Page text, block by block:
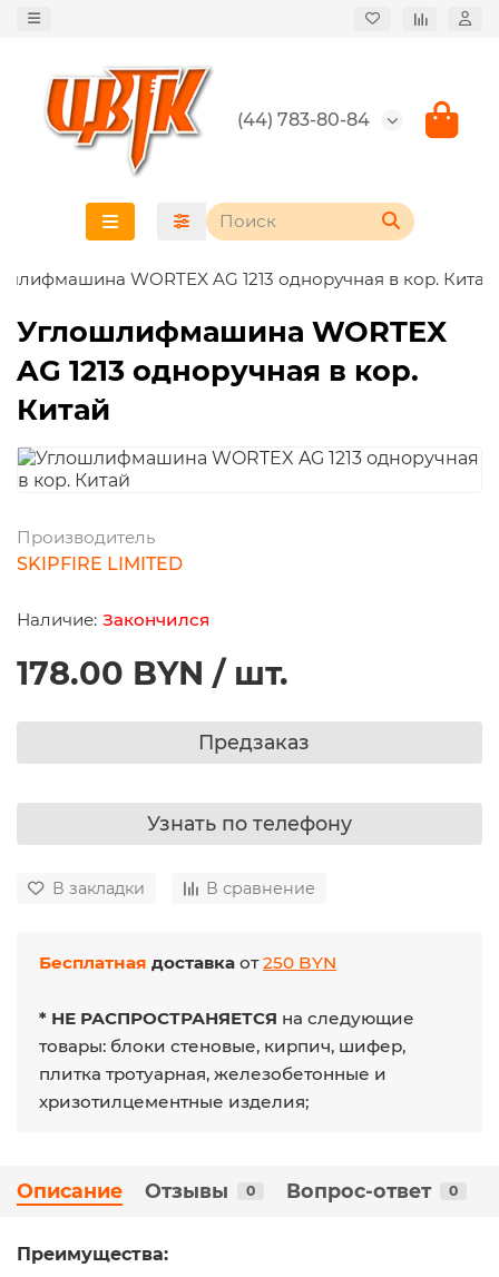
(44) 783-80-84
WORTEX AG 1213 одноручная в кор. Китай
Углошлифмашина WORTEX
AG 1213 одноручная в кор.
Китай
Производитель
SKIPFIRE LIMITED
Закончился
178.00 BYN / шт.
Предзаказ
Узнать по телефону
В закладки В сравнение
Бесплатная доставка от250 BYN
* НЕ РАСПРОСТРАНЯЕТСЯ на следующие
товары: блоки стеновые, кирпич, шифер,
плитка тротуарная, железобетонные и
хризотилцементные изделия;
Описание Отзывы 0 Вопрос-ответ 0
Преимущества: